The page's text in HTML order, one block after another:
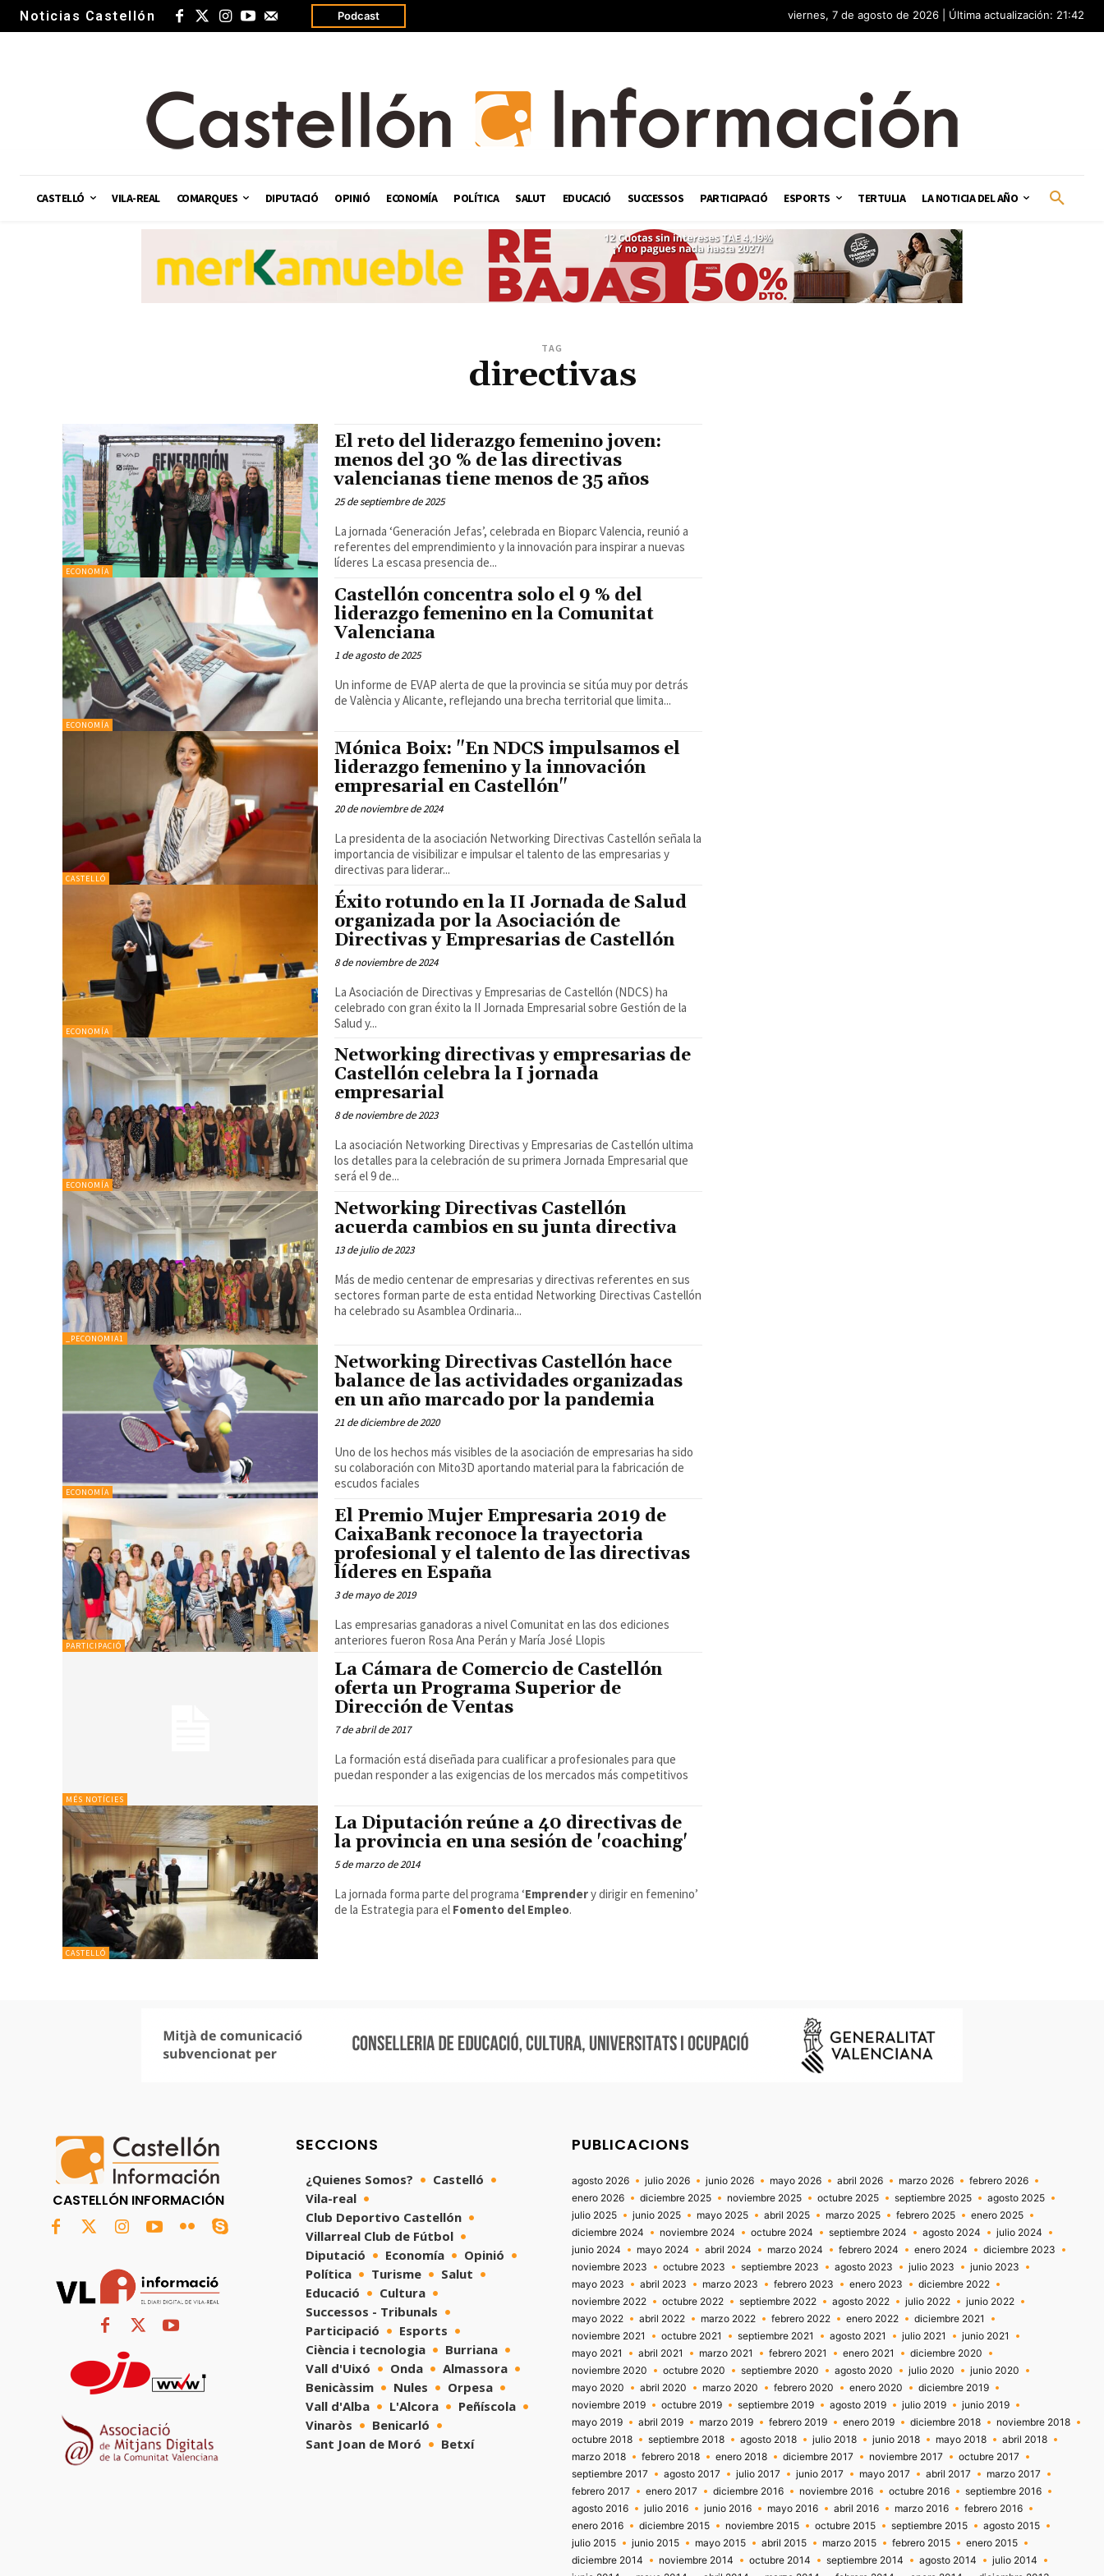
Noticias Castellón Podcast viernes, 7 de agosto de 2026 | Última actualización: 21:42
CASTELLÓ VILA-REAL COMARQUES DIPUTACIÓ OPINIÓ ECONOMÍA POLÍTICA SALUT EDUCACIÓ SUCCESSOS PARTICIPACIÓ ESPORTS TERTULIA LA NOTICIA DEL AÑO
TAG
directivas
ECONOMÍA
El reto del liderazgo femenino joven:
menos del 30 % de las directivas
valencianas tiene menos de 35 años
25 de septiembre de 2025
La jornada ‘Generación Jefas’, celebrada en Bioparc Valencia, reunió a
referentes del emprendimiento y la innovación para inspirar a nuevas
líderes La escasa presencia de...
ECONOMÍA
Castellón concentra solo el 9 % del
liderazgo femenino en la Comunitat
Valenciana
1 de agosto de 2025
Un informe de EVAP alerta de que la provincia se sitúa muy por detrás
de València y Alicante, reflejando una brecha territorial que limita...
CASTELLÓ
Mónica Boix: "En NDCS impulsamos el
liderazgo femenino y la innovación
empresarial en Castellón"
20 de noviembre de 2024
La presidenta de la asociación Networking Directivas Castellón señala la
importancia de visibilizar e impulsar el talento de las empresarias y
directivas para liderar...
ECONOMÍA
Éxito rotundo en la II Jornada de Salud
organizada por la Asociación de
Directivas y Empresarias de Castellón
8 de noviembre de 2024
La Asociación de Directivas y Empresarias de Castellón (NDCS) ha
celebrado con gran éxito la II Jornada Empresarial sobre Gestión de la
Salud y...
ECONOMÍA
Networking directivas y empresarias de
Castellón celebra la I jornada
empresarial
8 de noviembre de 2023
La asociación Networking Directivas y Empresarias de Castellón ultima
los detalles para la celebración de su primera Jornada Empresarial que
será el 9 de...
_PECONOMIA1
Networking Directivas Castellón
acuerda cambios en su junta directiva
13 de julio de 2023
Más de medio centenar de empresarias y directivas referentes en sus
sectores forman parte de esta entidad Networking Directivas Castellón
ha celebrado su Asamblea Ordinaria...
ECONOMÍA
Networking Directivas Castellón hace
balance de las actividades organizadas
en un año marcado por la pandemia
21 de diciembre de 2020
Uno de los hechos más visibles de la asociación de empresarias ha sido
su colaboración con Mito3D aportando material para la fabricación de
escudos faciales
PARTICIPACIÓ
El Premio Mujer Empresaria 2019 de
CaixaBank reconoce la trayectoria
profesional y el talento de las directivas
líderes en España
3 de mayo de 2019
Las empresarias ganadoras a nivel Comunitat en las dos ediciones
anteriores fueron Rosa Ana Perán y María José Llopis
MÉS NOTÍCIES
La Cámara de Comercio de Castellón
oferta un Programa Superior de
Dirección de Ventas
7 de abril de 2017
La formación está diseñada para cualificar a profesionales para que
puedan responder a las exigencias de los mercados más competitivos
CASTELLÓ
La Diputación reúne a 40 directivas de
la provincia en una sesión de 'coaching'
5 de marzo de 2014
La jornada forma parte del programa ‘Emprendery dirigir en femenino’
de la Estrategia para el Fomento del Empleo.
CASTELLÓN INFORMACIÓN
SECCIONS
¿Quienes Somos?
Castelló
Vila-real
Club Deportivo Castellón
Villarreal Club de Fútbol
Diputació
Economía
Opinió
Política
Turisme
Salut
Educació
Cultura
Successos - Tribunals
Participació
Esports
Ciència i tecnologia
Burriana
Vall d'Uixó
Onda
Almassora
Benicàssim
Nules
Orpesa
Vall d'Alba
L'Alcora
Peñíscola
Vinaròs
Benicarló
Sant Joan de Moró
Betxí
PUBLICACIONS
agosto 2026 julio 2026 junio 2026 mayo 2026 abril 2026 marzo 2026
febrero 2026
enero 2026
diciembre 2025 noviembre 2025 octubre 2025 septiembre 2025
agosto 2025
julio 2025
junio 2025 mayo 2025 abril 2025 marzo 2025 febrero 2025
enero 2025
diciembre 2024
noviembre 2024 octubre 2024 septiembre 2024 agosto 2024
julio 2024
junio 2024
mayo 2024 abril 2024 marzo 2024 febrero 2024 enero 2024
diciembre 2023
noviembre 2023
octubre 2023 septiembre 2023 agosto 2023 julio 2023
junio 2023
mayo 2023
abril 2023 marzo 2023 febrero 2023 enero 2023
diciembre 2022
noviembre 2022
octubre 2022 septiembre 2022 agosto 2022 julio 2022
junio 2022
mayo 2022
abril 2022 marzo 2022 febrero 2022 enero 2022
diciembre 2021
noviembre 2021
octubre 2021 septiembre 2021 agosto 2021 julio 2021
junio 2021
mayo 2021
abril 2021 marzo 2021 febrero 2021 enero 2021
diciembre 2020
noviembre 2020
octubre 2020 septiembre 2020 agosto 2020 julio 2020
junio 2020
mayo 2020
abril 2020 marzo 2020 febrero 2020 enero 2020
diciembre 2019
noviembre 2019
octubre 2019 septiembre 2019 agosto 2019 julio 2019
junio 2019
mayo 2019
abril 2019 marzo 2019 febrero 2019 enero 2019 diciembre 2018
noviembre 2018
octubre 2018
septiembre 2018 agosto 2018 julio 2018 junio 2018 mayo 2018
abril 2018
marzo 2018
febrero 2018 enero 2018 diciembre 2017 noviembre 2017
octubre 2017
septiembre 2017
agosto 2017 julio 2017 junio 2017 mayo 2017 abril 2017
marzo 2017
febrero 2017
enero 2017 diciembre 2016 noviembre 2016 octubre 2016
septiembre 2016
agosto 2016
julio 2016 junio 2016 mayo 2016 abril 2016 marzo 2016
febrero 2016
enero 2016
diciembre 2015 noviembre 2015 octubre 2015 septiembre 2015
agosto 2015
julio 2015
junio 2015 mayo 2015 abril 2015 marzo 2015 febrero 2015
enero 2015
diciembre 2014
noviembre 2014 octubre 2014 septiembre 2014 agosto 2014
julio 2014